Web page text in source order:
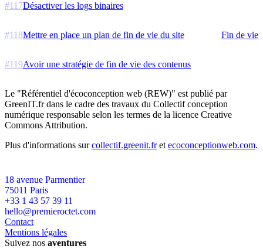
#117Désactiver les logs binaires
#118Mettre en place un plan de fin de vie du site Fin de vie
#119Avoir une stratégie de fin de vie des contenus
Le "Référentiel d'écoconception web (REW)" est publié par
GreenIT.fr dans le cadre des travaux du Collectif conception
numérique responsable selon les termes de la licence Creative
Commons Attribution.
Plus d'informations sur collectif.greenit.fr et ecoconceptionweb.com.
18 avenue Parmentier
75011 Paris
+33 1 43 57 39 11
hello@premieroctet.com
Contact
Mentions légales
Suivez nos aventures